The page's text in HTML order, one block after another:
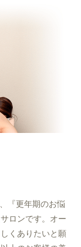
『更年期のお悩
ロンです。オー
くありたいと願